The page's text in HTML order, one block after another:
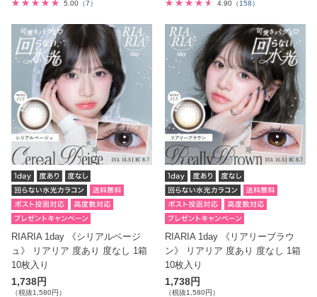
5.00 （7）
4.90 （158）
RIARIA 1day 《シリアルベージ
ュ》 リアリア 度あり 度なし 1箱
10枚入り
1,738円
（税抜1,580円）
RIARIA 1day 《リアリーブラウ
ン》 リアリア 度あり 度なし 1箱
10枚入り
1,738円
（税抜1,580円）